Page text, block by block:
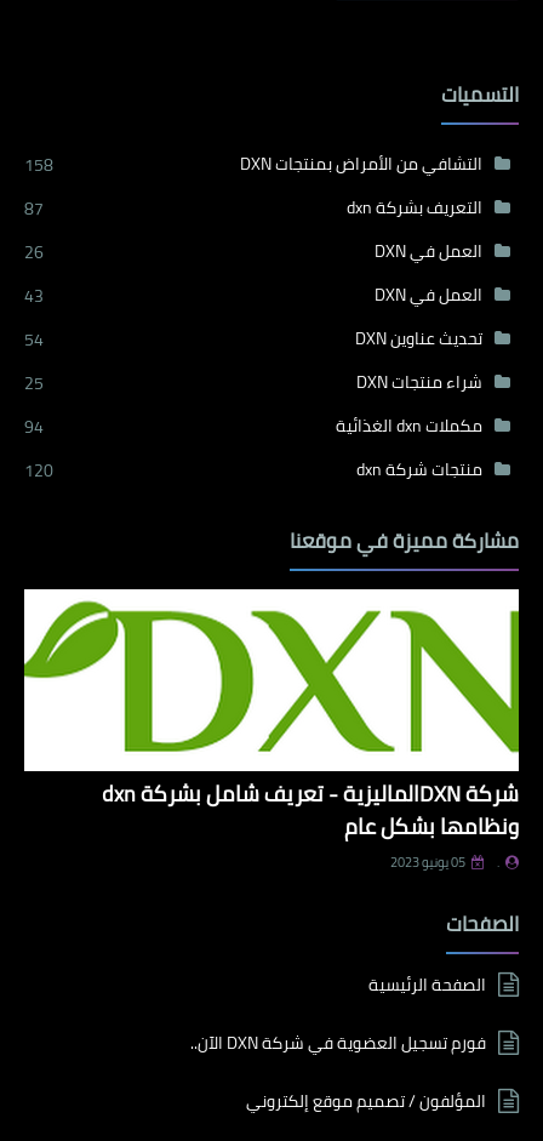
التسميات
التشافي من الأمراض بمنتجات DXN
158
التعريف بشركة dxn
87
العمل في DXN
26
العمل في DXN
43
تحديث عناوين DXN
54
شراء منتجات DXN
25
مكملات dxn الغذائية
94
منتجات شركة dxn
120
مشاركة مميزة في موقعنا
شركة DXNالماليزية - تعريف شامل بشركة dxn
ونظامها بشكل عام
. 05 يونيو 2023
الصفحات
الصفحة الرئيسية
فورم تسجيل العضوية في شركة DXN الآن..
المؤلفون / تصميم موقع إلكتروني